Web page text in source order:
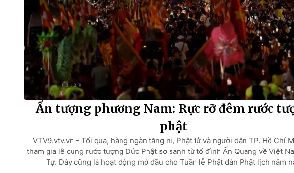
Ấn tượng phương Nam: Rực rỡ đêm rước
phật
VTV9.vtv.vn - Tối qua, hàng ngàn tăng ni, Phật tử và người dân TP. Hồ Chí
tham gia lễ cung rước tượng Đức Phật sơ sanh từ tổ đình Ấn Quang về Việt
Tự. Đây cũng là hoạt động mở đầu cho Tuần lễ Phật đản Phật lịch năm